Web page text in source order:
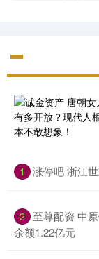
1 涨停吧 浙江
2 至尊配资 中
余额1.22亿元